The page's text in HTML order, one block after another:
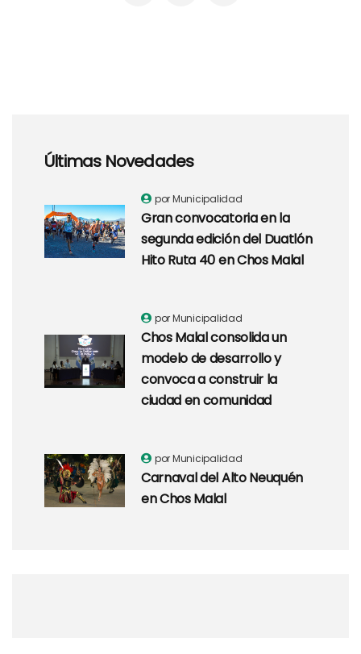
Últimas Novedades
por Municipalidad
Gran convocatoria en la
segunda edición del Duatlón
Hito Ruta 40 en Chos Malal
por Municipalidad
Chos Malal consolida un
modelo de desarrollo y
convoca a construir la
ciudad en comunidad
por Municipalidad
Carnaval del Alto Neuquén
en Chos Malal